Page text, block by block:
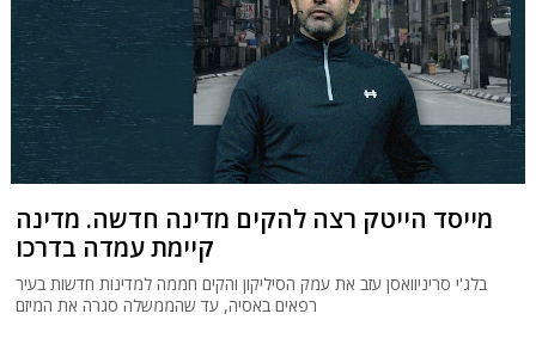
מייסד הייטק רצה להקים מדינה חדשה. מדינה
קיימת עמדה בדרכו
בלג'י סריניוואסן עזב את עמק הסיליקון והקים חממה למדינות חדשות בעיר
רפאים באסיה, עד שהממשלה סגרה את המיזם